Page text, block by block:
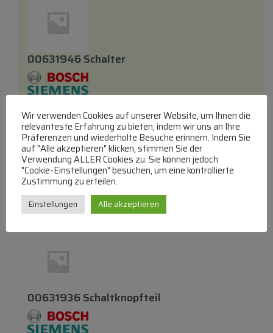
00631946 Schalter
lieferbar innerhalb von 3 Wochen
€13,55
Zum Produkt
In den Warenkorb
00631936 Schaltknopfteil
Wir verwenden Cookies auf unserer Website, um Ihnen die
relevanteste Erfahrung zu bieten, indem wir uns an Ihre
Präferenzen und wiederholte Besuche erinnern. Indem Sie
auf "Alle akzeptieren" klicken, stimmen Sie der
Verwendung ALLER Cookies zu. Sie können jedoch
"Cookie-Einstellungen" besuchen, um eine kontrollierte
Zustimmung zu erteilen.
Einstellungen Alle akzeptieren